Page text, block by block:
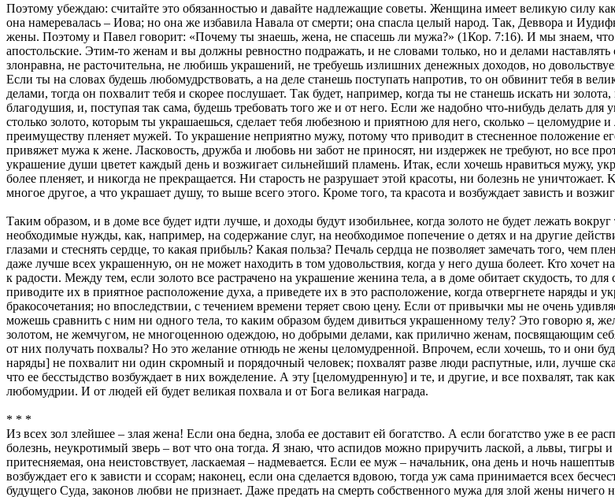
Поэтому убеждаю: считайте это обязанностью и давайте надлежащие советы. Женщина имеет великую силу
она намеревалась – Иова; но она же избавила Навала от смерти; она спасла целый народ. Так, Деввора и
жены. Поэтому и Павел говорит: «Почему ты знаешь, жена, не спасешь ли мужа?» (1Кор. 7:16). И мы знаем,
апостольские. Этим-то женам и вы должны ревностно подражать, и не словами только, но и делами
злонравна, не расточительна, не любишь украшений, не требуешь излишних денежных доходов, но
Если ты на словах будешь любомудрствовать, а на деле станешь поступать напротив, то он обвинит тебя в
делами, тогда он похвалит тебя и скорее послушает. Так будет, например, когда ты не станешь искать ни
благодушия, и, поступая так сама, будешь требовать того же и от него. Если же надобно что-нибудь делать
столько золото, которым ты украшаешься, сделает тебя любезною и приятною для него, сколько – целомудрие
преимуществу пленяет мужей. То украшение неприятно мужу, потому что приводит в стесненное положение
привяжет мужа к жене. Ласковость, дружба и любовь ни забот не приносят, ни издержек не требуют, но все
украшение души цветет каждый день и возжигает сильнейший пламень. Итак, если хочешь нравиться мужу,
более пленяет, и никогда не прекращается. Ни старость не разрушает этой красоты, ни болезнь не
многое другое, а что украшает душу, то выше всего этого. Кроме того, та красота и возбуждает зависть и
Таким образом, и в доме все будет идти лучше, и доходы будут изобильнее, когда золото не будет лежать вокруг
необходимые нужды, как, например, на содержание слуг, на необходимое попечение о детях и на другие
глазами и стеснять сердце, то какая прибыль? Какая польза? Печаль сердца не позволяет замечать того, чем
даже лучше всех украшенную, он не может находить в том удовольствия, когда у него душа болеет. Кто хочет
к радости. Между тем, если золото все растрачено на украшение женина тела, а в доме обитает скудость, то
приводите их в приятное расположение духа, а приведете их в это расположение, когда отвергнете наряды и
бракосочетания; но впоследствии, с течением времени теряет свою цену. Если от привычки мы не очень
можешь сравнить с ним ни одного тела, то каким образом будем дивиться украшенному телу? Это говорю я,
золотом, не жемчугом, не многоценною одеждою, но добрыми делами, как прилично женам, посвящающим
от них получать похвалы? Но это желание отнюдь не жены целомудренной. Впрочем, если хочешь, то и они
наряды] не похвалит ни один скромный и порядочный человек; похвалят разве люди распутные, или, лучше
что ее бесстыдство возбуждает в них вожделение. А эту [целомудренную] и те, и другие, и все похвалят, так
любомудрии. И от людей ей будет великая похвала и от Бога великая награда.
* * *
Из всех зол злейшее – злая жена! Если она бедна, злоба ее доставит ей богатство. А если богатство уже в ее
болезнь, неукротимый зверь – вот что она тогда. Я знаю, что аспидов можно приручить лаской, а львы,
притесняемая, она неистовствует, ласкаемая – надмевается. Если ее муж – начальник, она день и ночь
возбуждает его к зависти и ссорам; наконец, если она сделается вдовою, тогда уж сама принимается всех
будущего Суда, законов любви не признает. Даже предать на смерть собственного мужа для злой жены